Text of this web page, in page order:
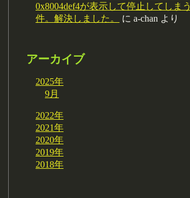
0x8004def4が表示して停止してしまう
件。解決しました。
に a-chan より
アーカイブ
2025年
9月
2022年
2021年
2020年
2019年
2018年